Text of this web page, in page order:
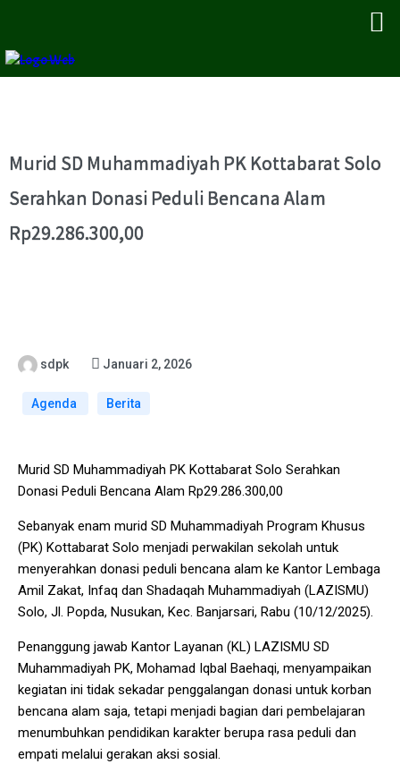
Murid SD Muhammadiyah PK Kottabarat Solo
Serahkan Donasi Peduli Bencana Alam
Rp29.286.300,00
sdpk Januari 2, 2026
Agenda Berita
Murid SD Muhammadiyah PK Kottabarat Solo Serahkan
Donasi Peduli Bencana Alam Rp29.286.300,00
Sebanyak enam murid SD Muhammadiyah Program Khusus
(PK) Kottabarat Solo menjadi perwakilan sekolah untuk
menyerahkan donasi peduli bencana alam ke Kantor Lembaga
Amil Zakat, Infaq dan Shadaqah Muhammadiyah (LAZISMU)
Solo, Jl. Popda, Nusukan, Kec. Banjarsari, Rabu (10/12/2025).
Penanggung jawab Kantor Layanan (KL) LAZISMU SD
Muhammadiyah PK, Mohamad Iqbal Baehaqi, menyampaikan
kegiatan ini tidak sekadar penggalangan donasi untuk korban
bencana alam saja, tetapi menjadi bagian dari pembelajaran
menumbuhkan pendidikan karakter berupa rasa peduli dan
empati melalui gerakan aksi sosial.